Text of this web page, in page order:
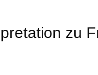
zu